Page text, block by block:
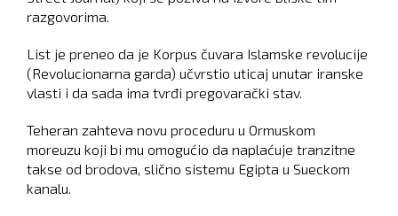
razgovorima.
List je preneo da je Korpus čuvara Islamske revolucije
(Revolucionarna garda) učvrstio uticaj unutar iranske
vlasti i da sada ima tvrđi pregovarački stav.
Teheran zahteva novu proceduru u Ormuskom
moreuzu koji bi mu omogućio da naplaćuje tranzitne
takse od brodova, slično sistemu Egipta u Sueckom
kanalu.